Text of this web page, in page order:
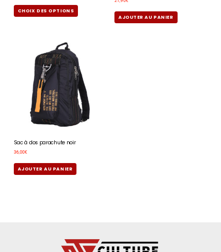
CHOIX DES OPTIONS
AJOUTER AU PANIER
Sac à dos parachute noir
36,00€
AJOUTER AU PANIER